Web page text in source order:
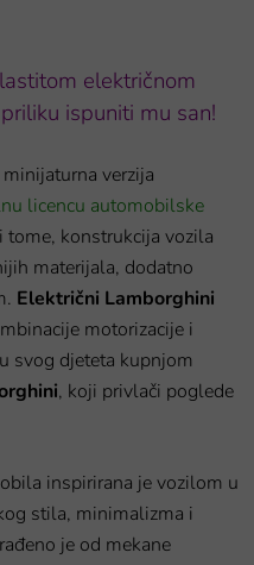
električnom
ispuniti mu san!
minijaturna verzija
licencu automobilske
tome, konstrukcija vozila
materijala, dodatno
Električni Lamborghini
motorizacije i
svog djeteta kupnjom
, koji privlači poglede
inspirirana je vozilom u
stila, minimalizma i
je od mekane